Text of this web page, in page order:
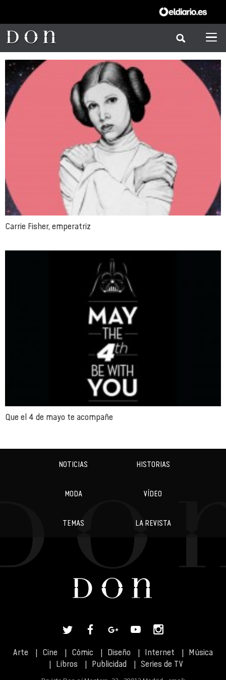
Carrie Fisher, emperatriz
Que el 4 de mayo te acompañe
NOTICIAS HISTORIAS
MODA VÍDEO
TEMAS LA REVISTA
Arte Cine Cómic Diseño Internet
Música
Libros
Publicidad Series de TV